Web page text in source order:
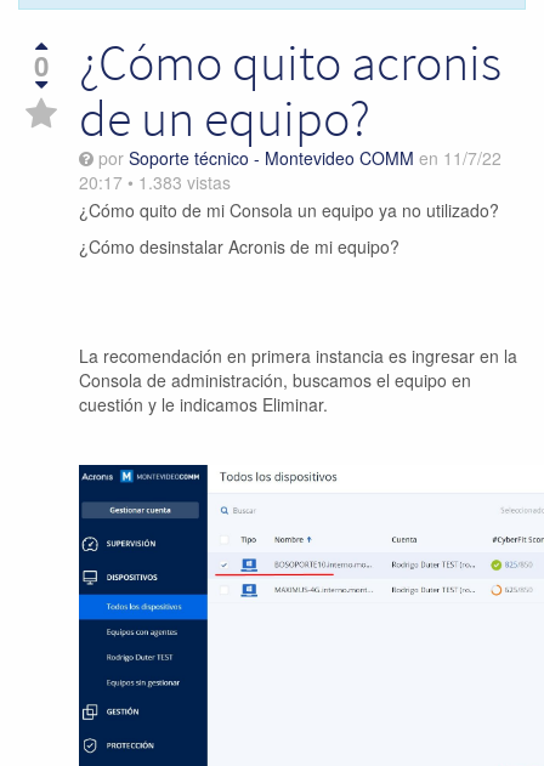
0
¿Cómo quito acronis
de un equipo?
por Soporte técnico - Montevideo COMM en 11/7/22
20:17 • 1.383 vistas
¿Cómo quito de mi Consola un equipo ya no utilizado?
¿Cómo desinstalar Acronis de mi equipo?
La recomendación en primera instancia es ingresar en la
Consola de administración, buscamos el equipo en
cuestión y le indicamos Eliminar.